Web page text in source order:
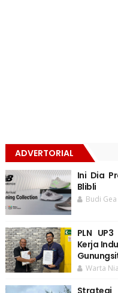
ADVERTORIAL
Ini Dia
Blibli
Budi Gea
PLN
Kerja
Warta
Strategi